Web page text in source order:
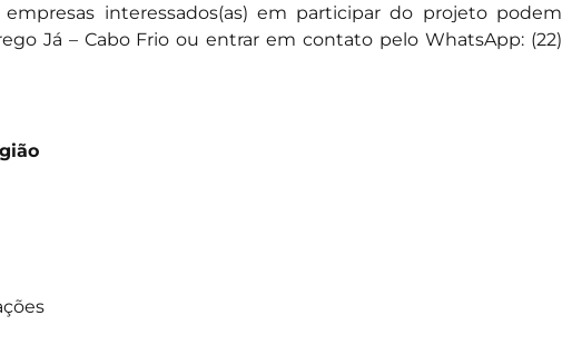
empresas interessados(as) em participar do projetopodem
Já – Cabo Frioou entrar em contato pelo WhatsApp: (22)